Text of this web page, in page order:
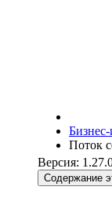
Поток
Версия:
Содержание